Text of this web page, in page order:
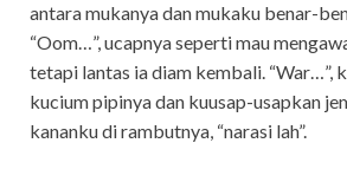
antara mukanya dan mukaku benar-
“Oom…”, ucapnya seperti mau
tetapi lantas ia diam kembali. “War…”,
kucium pipinya dan kuusap-usapkan
kananku di rambutnya, “narasi lah”.